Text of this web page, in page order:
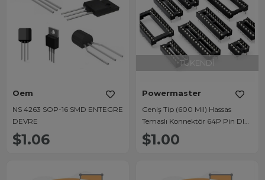
Oem
NS 4263 SOP-16 SMD ENTEGRE
DEVRE
$1.06
TÜKENDI
Powermaster
Geniş Tip (600 Mil) Hassas
Temaslı Konnektör 64P Pin DIP
Entegre Soketi
$1.00